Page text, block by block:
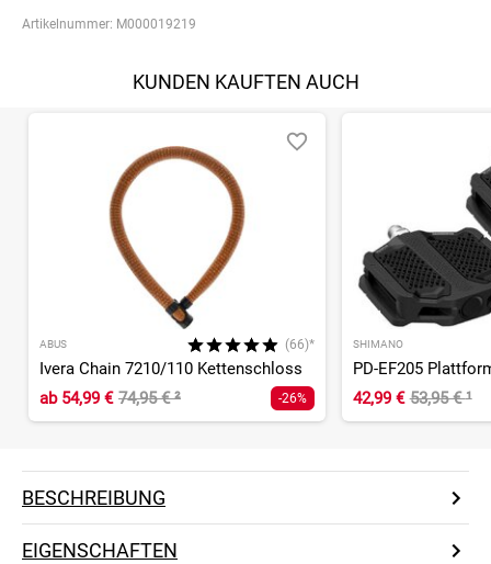
Artikelnummer: M000019219
KUNDEN KAUFTEN AUCH
ABUS (66)*
Ivera Chain 7210/110 Kettenschloss
ab54,99 € 74,95 €² -26%
SHIMANO
PD-EF205
42,99 € 53,95 €¹
BESCHREIBUNG
EIGENSCHAFTEN